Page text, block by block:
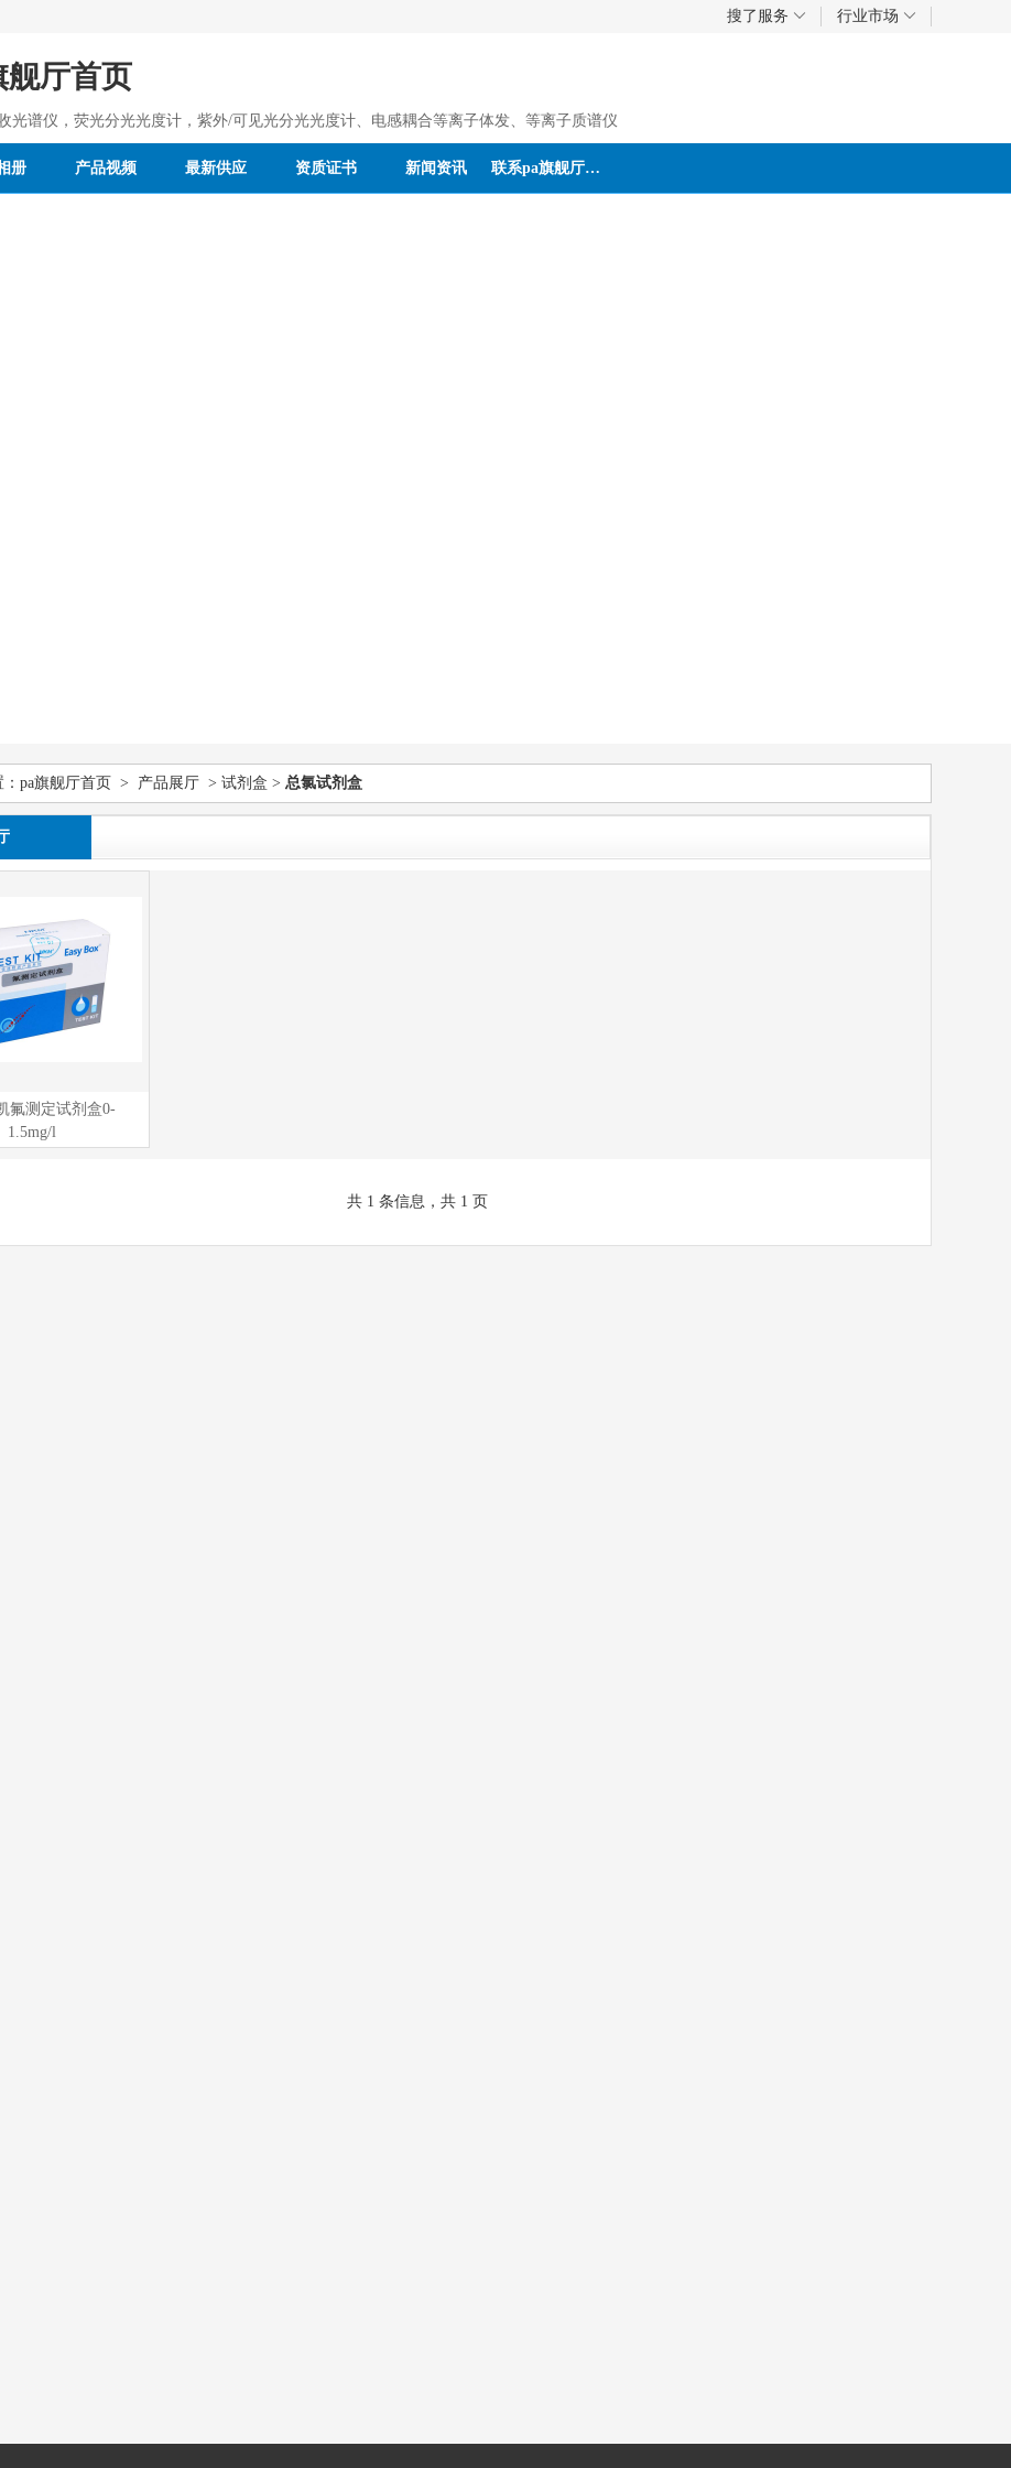
搜了服务 行业市场
舰厅首页
光谱仪，荧光分光光度计，紫外/可见光分光光度计、电感耦合等离子体发、等离子质谱仪
册 产品视频 最新供应 资质证书 新闻资讯 联系pa旗舰厅首页
pa旗舰厅首页 > 产品展厅 > 试剂盒 > 总氯试剂盒
氟测定试剂盒0-
1.5mg/l
共 1 条信息，共 1 页